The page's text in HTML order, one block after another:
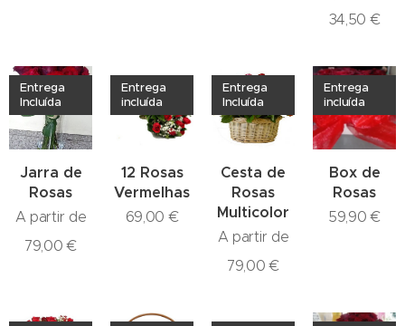
34,50 €
Jarra de
Rosas
Entrega
Incluída
A partir de
79,00 €
12 Rosas
Vermelhas
Entrega
incluída
69,00 €
Cesta de
Rosas
Multicolor
Entrega
Incluída
A partir de
79,00 €
Box de
Rosas
Entrega
incluída
59,90 €